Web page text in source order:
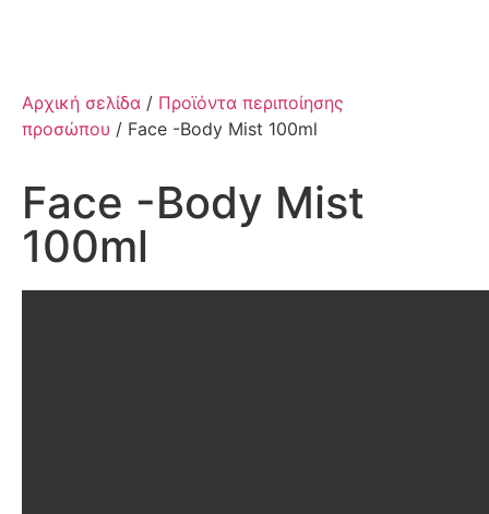
Αρχική σελίδα / Προϊόντα περιποίησης
προσώπου / Face -Body Mist 100ml
Face -Body Mist
100ml